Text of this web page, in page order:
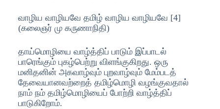
வாழிய வாழியவே தமிழ் வாழிய வாழியவே [4]
(கலைஞர் மு கருணாநிதி)
தாய்மொழியை வாழ்த்திப் பாடும் இப்பாடல்
பாரெங்கும் புகழ்பெற்று விளங்குகிறது. ஒரு
மனிதனின் அகவாழ்வும் புறவாழ்வும் மேம்படத்
தேவையானவற்றைத் தமிழ்மொழி வழங்குவதால்
நாம் நம் தமிழ்மொழியைப் போற்றி வாழ்த்திப்
பாடுகிறோம்.